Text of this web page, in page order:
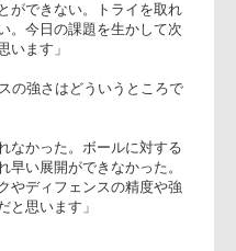
すが、ゴール前の接点での弱さ
ことができない。トライを取れ
ない。今日の課題を生かして次
思います」
スの強さはどういうところで
作れなかった。ボールに対する